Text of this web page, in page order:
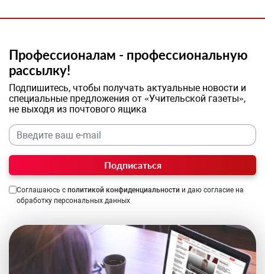
Профессионалам - профессиональную
рассылку!
Подпишитесь, чтобы получать актуальные новости и
специальные предложения от «Учительской газеты»,
не выходя из почтового ящика
Подписаться
Соглашаюсь с политикой конфиденциальности и даю согласие на
обработку персональных данных